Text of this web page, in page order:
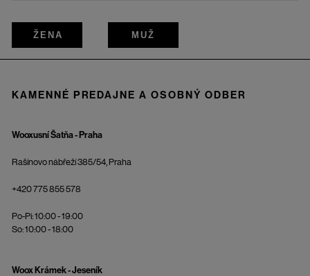
ŽENA MUŽ
KAMENNÉ PREDAJNE A OSOBNÝ ODBER
Wooxusní Šatňa - Praha
Rašínovo nábřeží 385/54, Praha
+420 775 855 578
Po-Pi: 10:00 - 19:00
So: 10:00 - 18:00
Woox Krámek - Jeseník